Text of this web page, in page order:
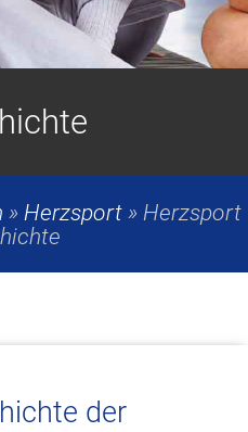
» Herzsport» Herzsport
der